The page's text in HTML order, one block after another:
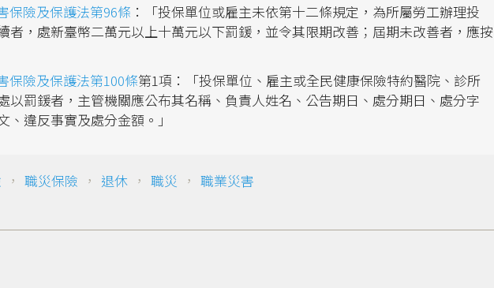
保險及保護法第96條 ：「投保單位或雇主未依第十二條規定，為所屬勞工辦理投
者，處新臺幣二萬元以上十萬元以下罰鍰，並令其限期改善；屆期未改善者，應按
保險及保護法第100條第1項：「投保單位、雇主或全民健康保險特約醫院、診所
以罰鍰者，主管機關應公布其名稱、負責人姓名、公告期日、處分期日、處分字
、違反事實及處分金額。」
， 職災保險 ， 退休 ， 職災 ， 職業災害